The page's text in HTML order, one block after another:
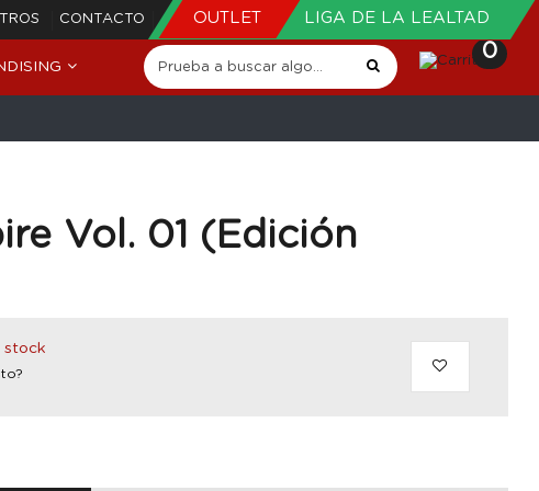
CONTACTO OUTLET LIGA DE LA LEALTAD
0
Vol. 01 (Edición
stock